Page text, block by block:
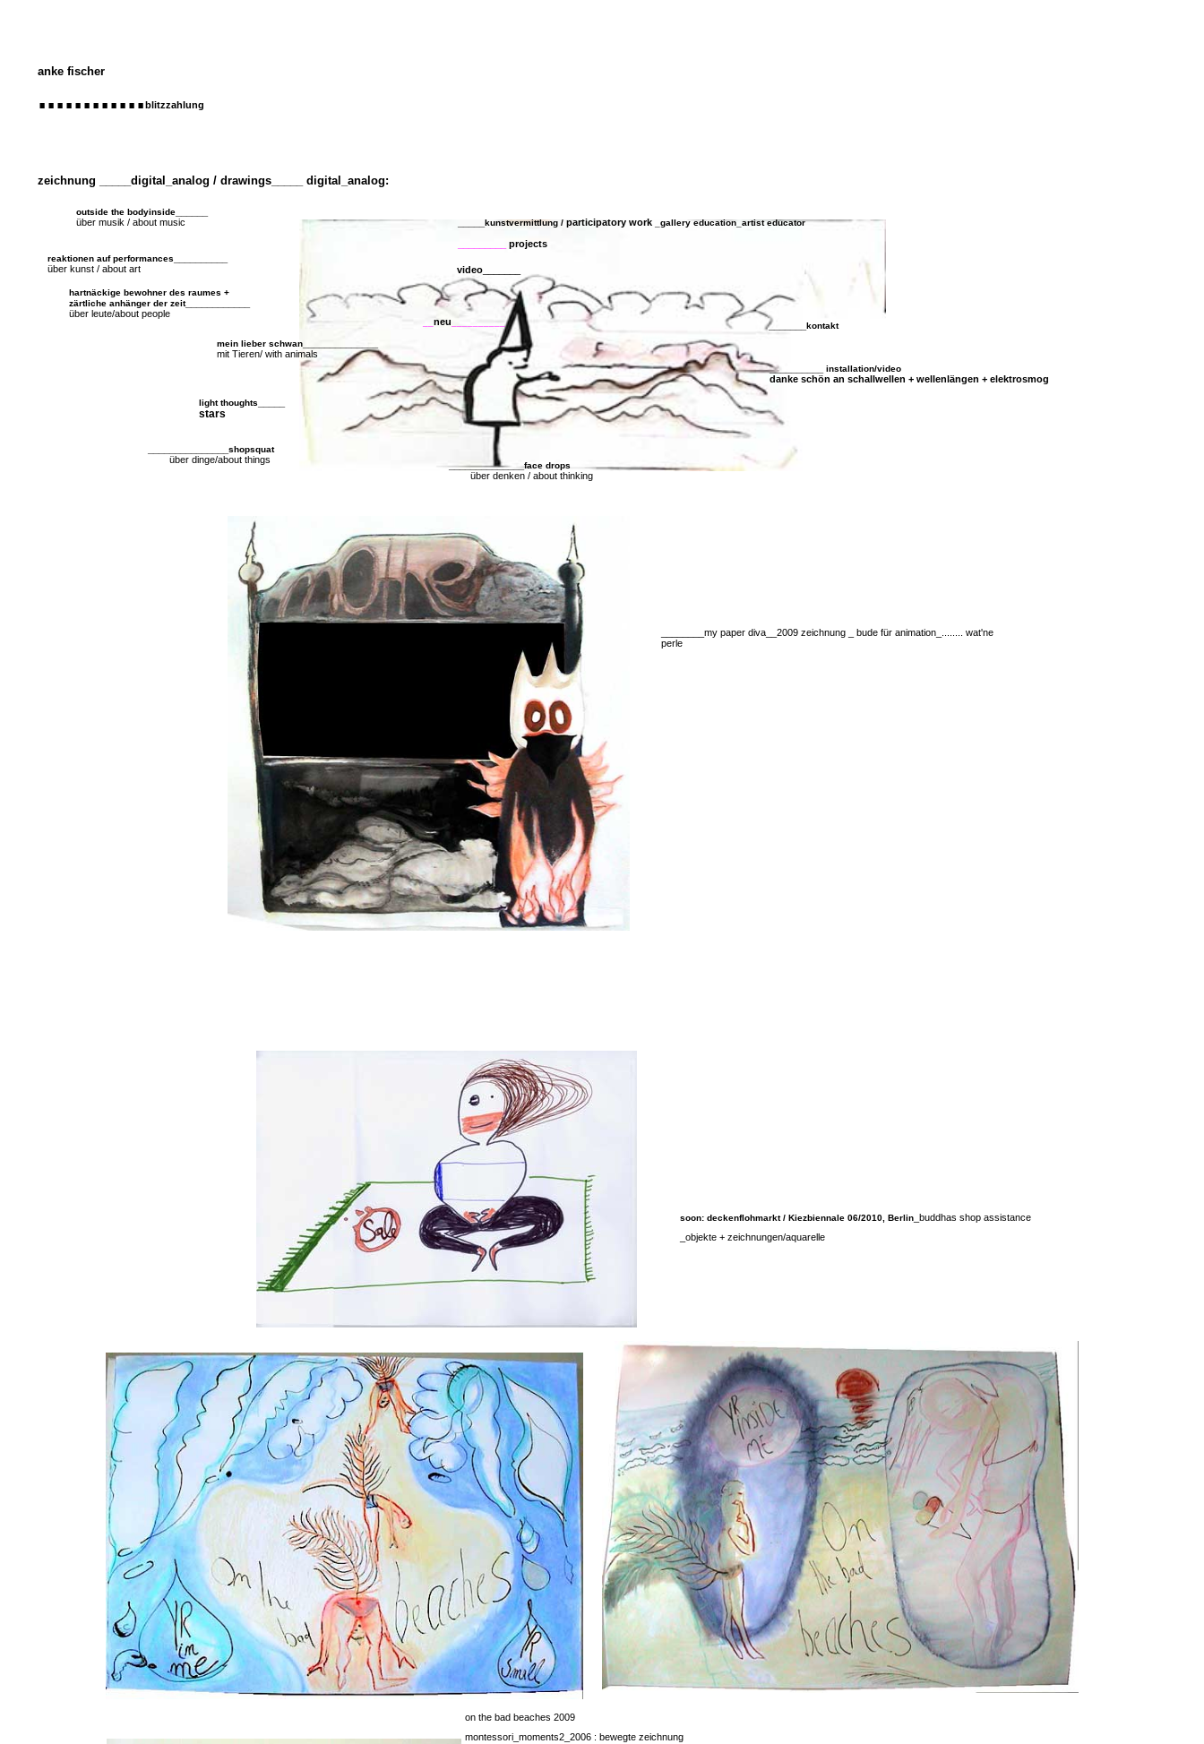
video
_______ kontakt
________my paper diva__2009 zeichnung _ bude für animation_........ wat'ne
perle
mein lieber schwan
mit Tieren/ with animals
__________ installation/video
danke schön an schallwellen + wellenlängen + elektrosmog
soon: deckenflohmarkt / Kiezbiennale 06/2010, Berlin _buddhas shop assistance
_objekte + zeichnungen/aquarelle
neu __________
reaktionen auf performances
über kunst / about art
kunstvermittlung / participatory work _gallery education_artist educator
projects
outside the bodyinside
über musik / about music
shopsquat
über dinge/about things
light thoughts
stars
anke fischer
............ blitzzahlung
zeichnung _____digital_analog / drawings_____ digital_analog:
hartnäckige bewohner des raumes +
zärtliche anhänger der zeit____________
über leute/about people
______________face drops
über denken / about thinking
on the bad beaches 2009
montessori_moments2_2006 : bewegte zeichnung